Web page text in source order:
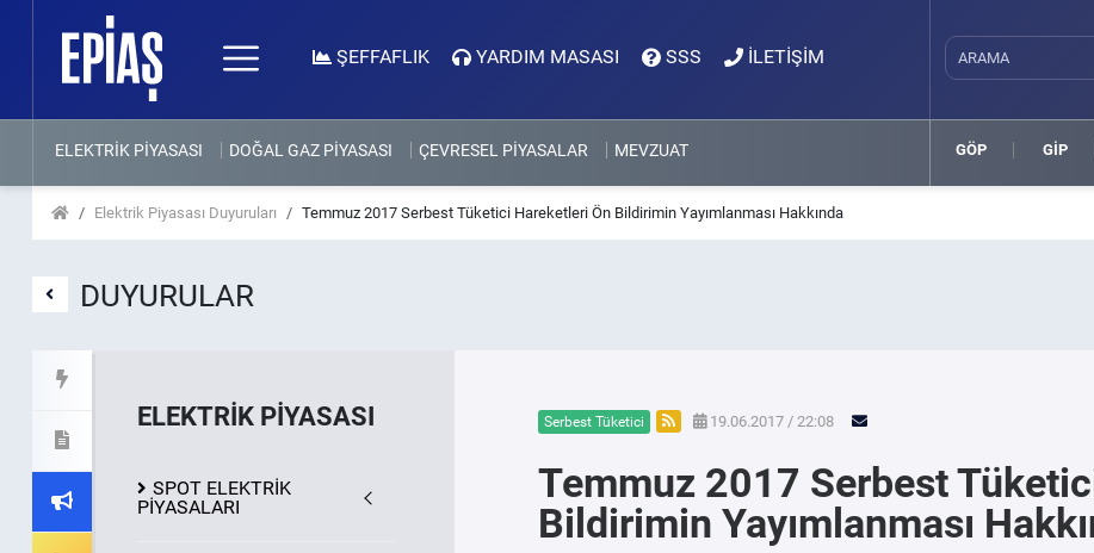
ŞEFFAFLIK YARDIM MASASI SSS İLETİŞİM
ELEKTRİK PİYASASI DOĞAL GAZ PİYASASI ÇEVRESEL PİYASALAR MEVZUAT GÖP GİP
Elektrik Piyasası Duyuruları Temmuz 2017 Serbest Tüketici Hareketleri Ön Bildirimin Yayımlanması Hakkında
DUYURULAR
ELEKTRİK PİYASASI
SPOT ELEKTRİK
PİYASALARI
Serbest Tüketici 19.06.2017 / 22:08
Temmuz 2017 Serbest
Bildirimin Yayımlanması